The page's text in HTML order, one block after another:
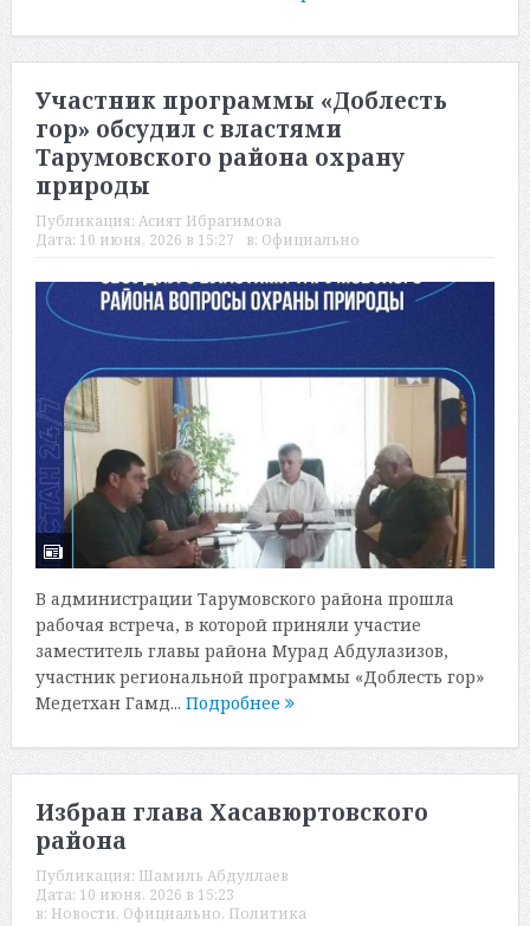
Участник программы «Доблесть
гор» обсудил с властями
Тарумовского района охрану
природы
Публикация: Асият Ибрагимова
Дата: 10 июня, 2026 в 15:27 в: Официально
В администрации Тарумовского района прошла
рабочая встреча, в которой приняли участие
заместитель главы района Мурад Абдулазизов,
участник региональной программы «Доблесть гор»
Медетхан Гамд... Подробнее
Избран глава Хасавюртовского
района
Публикация: Шамиль Абдуллаев
Дата: 10 июня, 2026 в 15:23
в: Новости, Официально, Политика